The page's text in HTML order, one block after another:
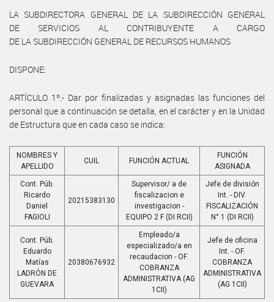
LA SUBDIRECTORA GENERAL DE LA SUBDIRECCIÓN GENERAL
DE SERVICIOS AL CONTRIBUYENTE A CARGO
DE LA SUBDIRECCIÓN GENERAL DE RECURSOS HUMANOS
DISPONE:
ARTÍCULO 1º.- Dar por finalizadas y asignadas las funciones del
personal que a continuación se detalla, en el carácter y en la Unidad
de Estructura que en cada caso se indica:
NOMBRES Y
APELLIDO
CUIL FUNCIÓN ACTUAL
FUNCIÓN
ASIGNADA
Cont. Púb.
Ricardo
Daniel
FAGIOLI
20215383130
Supervisor/ a de
fiscalizacion e
investigacion -
EQUIPO 2 F (DI RCII)
Jefe de división
Int. - DIV.
FISCALIZACIÓN
N° 1 (DI RCII)
Cont. Púb.
Eduardo
Matías
LADRÓN DE
GUEVARA
20380676932
Empleado/a
especializado/a en
recaudacion - OF.
COBRANZA
ADMINISTRATIVA (AG
1CII)
Jefe de oficina
Int. - OF.
COBRANZA
ADMINISTRATIVA
(AG 1CII)